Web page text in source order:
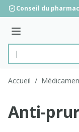
Aller au contenu
Conseil du
Menu
Rechercher
Accueil /
Anti-